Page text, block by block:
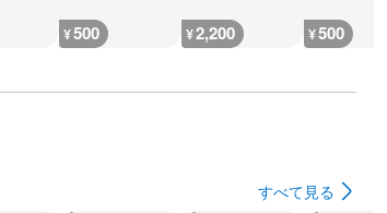
¥500 ¥2,200 ¥500
すべて見る